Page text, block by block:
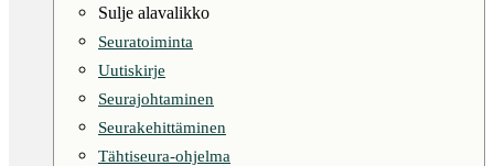
Sulje alavalikko
Seuratoiminta
Uutiskirje
Seurajohtaminen
Seurakehittäminen
Tähtiseura-ohjelma